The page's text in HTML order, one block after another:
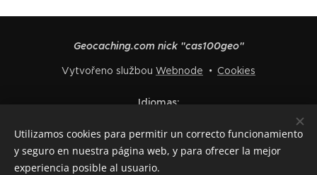
Geocaching.com nick "cas100geo"
Vytvořeno službou Webnode Cookies
Idiomas
Italiano
Utilizamos cookies para permitir un correcto funcionamiento
y seguro en nuestra página web, y para ofrecer la mejor
experiencia posible al usuario.